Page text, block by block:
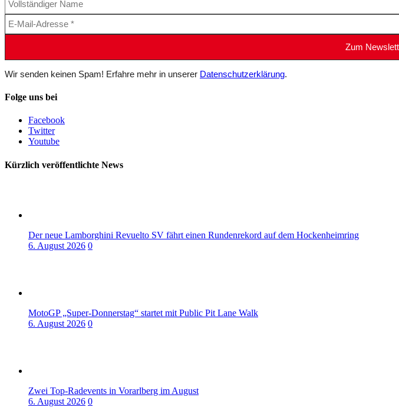
Wir senden keinen Spam! Erfahre mehr in unserer Datenschutzerklärung.
Folge uns bei
Facebook
Twitter
Youtube
Kürzlich veröffentlichte News
Der neue Lamborghini Revuelto SV fährt einen Rundenrekord auf dem Hockenheimring
6. August 2026 0
MotoGP „Super-Donnerstag“ startet mit Public Pit Lane Walk
6. August 2026 0
Zwei Top-Radevents in Vorarlberg im August
6. August 2026 0